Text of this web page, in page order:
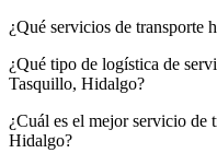
¿Qué servicios de transporte
¿Qué tipo de logística de
Tasquillo, Hidalgo?
¿Cuál es el mejor servicio de
Hidalgo?